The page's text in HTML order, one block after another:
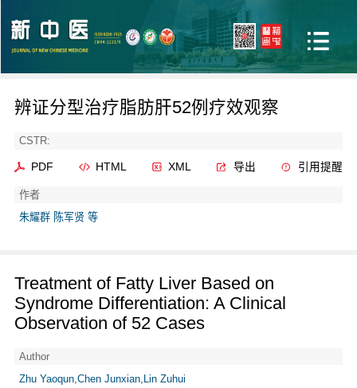
辨证分型治疗脂肪肝52例疗效观察
CSTR:
PDF HTML XML 导出 引用提醒
作者
朱耀群 陈军贤 等
Treatment of Fatty Liver Based on
Syndrome Differentiation: A Clinical
Observation of 52 Cases
Author
Zhu Yaoqun,Chen Junxian,Lin Zuhui